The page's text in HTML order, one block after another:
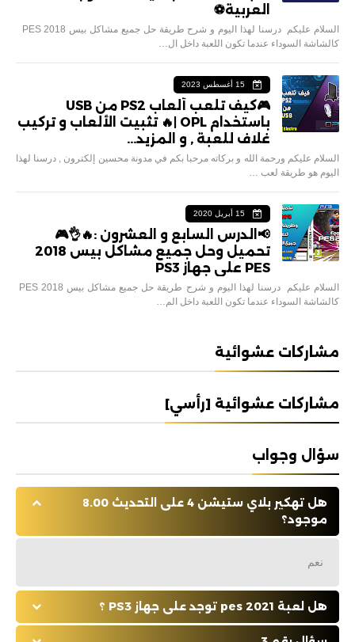
العربية⚽️
كالشاشة السوداء عندما تكون اللعبة داخل ال…
15 أغسطس 2023
🎮كيف تلعب ألعاب PS2 من USB
باستخدام OPL |🔥 تثبيت الألعاب و تركيب
غلاف للعبة , و المزيد...
السلام عليكم ورحمة الله و بركاته مرحبا بكم في مدونة محسين إلكترون , درسنا لهذا
اليوم هو طريقة لعب …
15 أبريل 2020
📢الدرس السابع و العشرون :🔥👌🎮
تحميل وحل جميع مشاكل بيس 2018
PES على جهاز PS3
كالشاشة السوداء عندما تكون اللعبة داخل الم…
مشاركات عشوائية
مشاركات عشوائية [رأسي]
سؤال وجواب
هل تهكير بلاي ستيشن 4 على التحديث 8.00
موجود؟
نعم
هل لعبة pes 2021 توجد على جهاز PS3 ؟